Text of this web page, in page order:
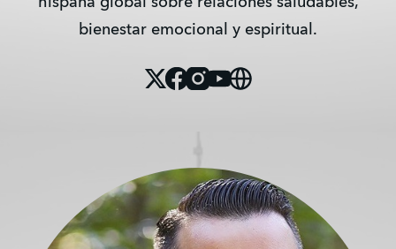
bienestar emocional y espiritual.
X Facebook
Instagram
Youtube
Website